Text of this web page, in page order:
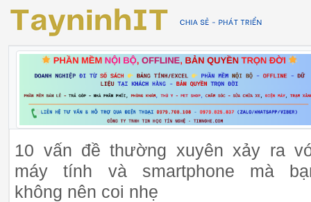
10 vấn đề thường xuyên xảy ra
máy tính và smartphone mà
không nên coi nhẹ